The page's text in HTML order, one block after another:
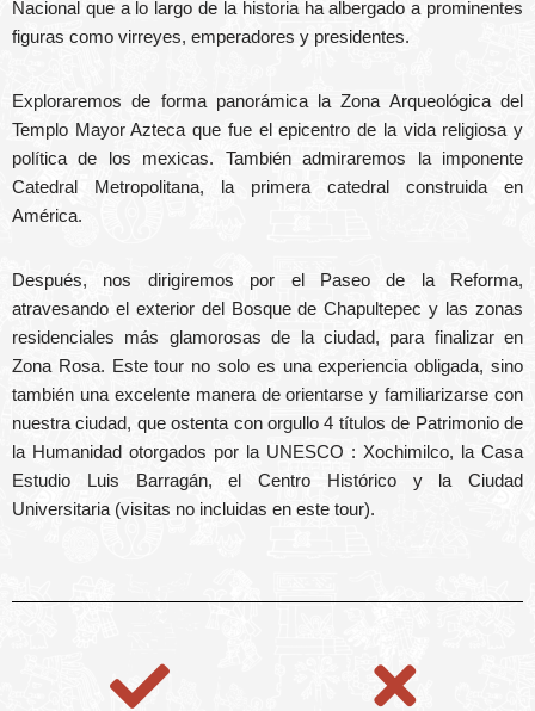
Nacional que a lo largo de la historia ha albergado a prominentes
figuras como virreyes, emperadores y presidentes.
Exploraremos de forma panorámica la Zona Arqueológica del
Templo Mayor Azteca que fue el epicentro de la vida religiosa y
política de los mexicas. También admiraremos la imponente
Catedral Metropolitana, la primera catedral construida en
América.
Después, nos dirigiremos por el Paseo de la Reforma,
atravesando el exterior del Bosque de Chapultepec y las zonas
residenciales más glamorosas de la ciudad, para finalizar en
Zona Rosa. Este tour no solo es una experiencia obligada, sino
también una excelente manera de orientarse y familiarizarse con
nuestra ciudad, que ostenta con orgullo 4 títulos de Patrimonio de
la Humanidad otorgados por la UNESCO : Xochimilco, la Casa
Estudio Luis Barragán, el Centro Histórico y la Ciudad
Universitaria (visitas no incluidas en este tour).